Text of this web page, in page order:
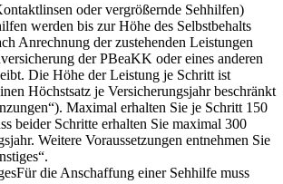
oder vergrößernde Sehhilfen)
werden bis zur Höhe des Selbstbehalts
Anrechnung der zustehenden Leistungen
der PBeaKK oder eines anderen
Die Höhe der Leistung je Schritt ist
Höchstsatz je Versicherungsjahr beschränkt
Maximal erhalten Sie je Schritt 150
beider Schritte erhalten Sie maximal 300
Weitere Voraussetzungen entnehmen Sie
die Anschaffung einer Sehhilfe muss